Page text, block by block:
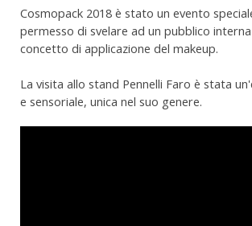
Cosmopack 2018 è stato un evento
permesso di svelare ad un pubblico
concetto di applicazione del makeup.
La visita allo stand Pennelli Faro è stata
e sensoriale, unica nel suo genere.